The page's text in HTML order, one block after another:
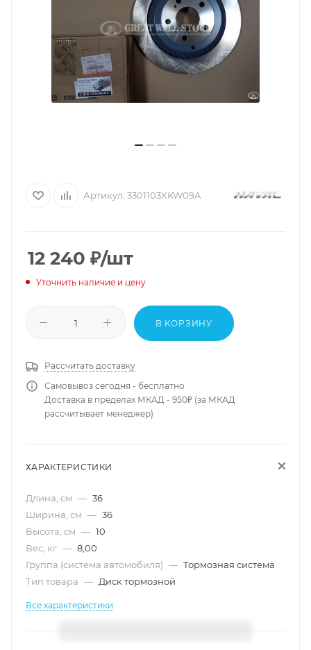
Артикул: 3301103XKW09A
12 240 ₽/шт
Уточнить наличие и цену
В КОРЗИНУ
Рассчитать доставку
Самовывоз сегодня - бесплатно
Доставка в пределах МКАД - 950₽ (за МКАД
рассчитывает менеджер)
ХАРАКТЕРИСТИКИ
Длина, см — 36
Ширина, см — 36
Высота, см — 10
Вес, кг — 8,00
Группа (система автомобиля) — Тормозная система
Тип товара — Диск тормозной
Все характеристики